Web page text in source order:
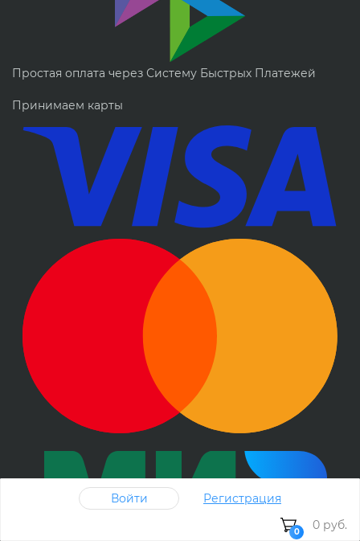
Простая оплата через Систему Быстрых Платежей
Принимаем карты
Войти Регистрация
0 0 руб.